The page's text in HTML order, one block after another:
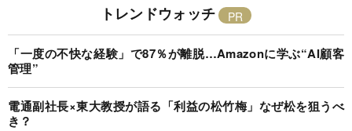
トレンドウォッチ
「一度の不快な経験」で87％が離脱…Amazonに学ぶ“AI顧客
管理”
電通副社長×東大教授が語る「利益の松竹梅」なぜ松を狙うべ
き？